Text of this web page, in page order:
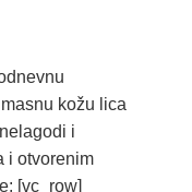
kožu lica
i
i otvorenim
[vc_row]